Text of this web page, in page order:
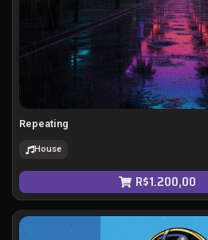
Repeating
House
R$1.200,00